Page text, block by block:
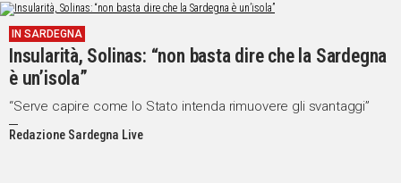
IN SARDEGNA
Insularità, Solinas: “non basta dire che la Sardegna
è un’isola”
“Serve capire come lo Stato intenda rimuovere gli svantaggi”
Redazione Sardegna Live